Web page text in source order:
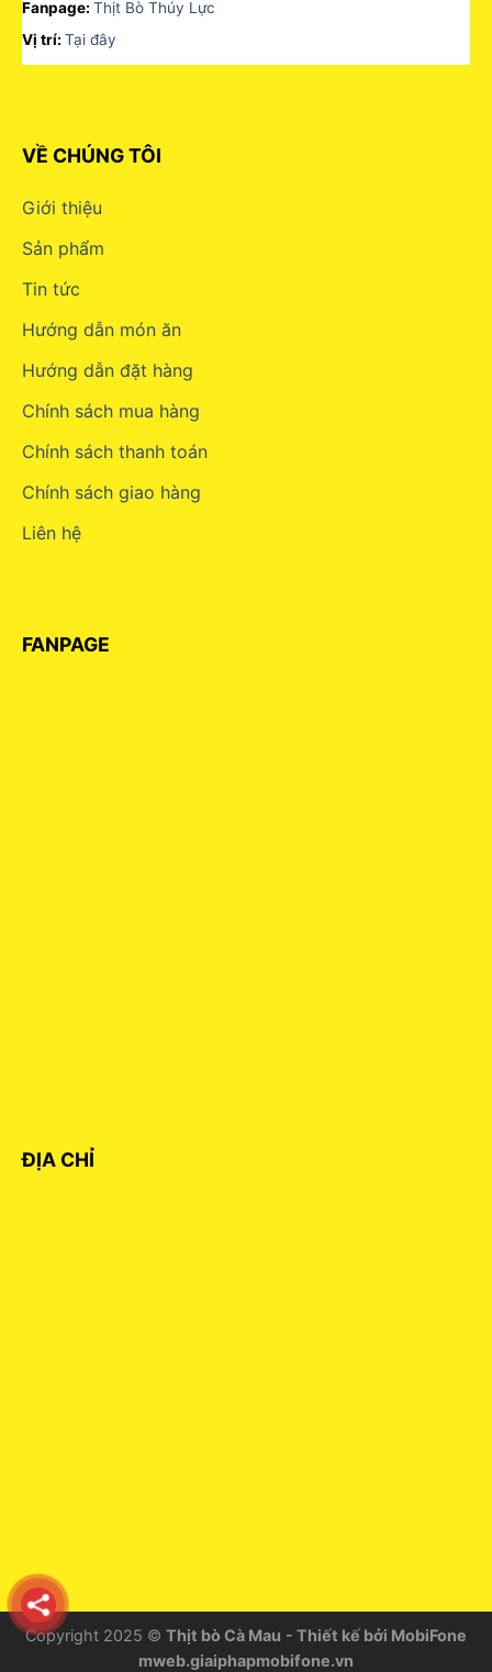
Fanpage: Thịt Bò Thúy Lực
Vị trí: Tại đây
VỀ CHÚNG TÔI
Giới thiệu
Sản phẩm
Tin tức
Hướng dẫn món ăn
Hướng dẫn đặt hàng
Chính sách mua hàng
Chính sách thanh toán
Chính sách giao hàng
Liên hệ
FANPAGE
ĐỊA CHỈ
Copyright 2025 © Thịt bò Cà Mau - Thiết kế bởi MobiFone
mweb.giaiphapmobifone.vn